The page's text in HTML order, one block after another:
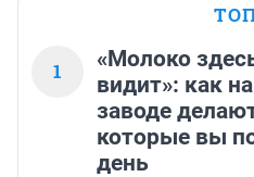
1
«Молоко
видит»: как
заводе
которые вы
день